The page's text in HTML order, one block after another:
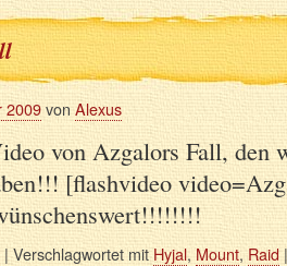
2009von Alexus
von Azgalors Fall, den
[flashvideo
| Verschlagwortet mit Hyjal, Mount, Raid |